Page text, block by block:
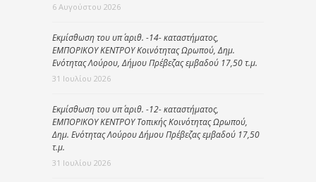
6 Αυγούστου 2026
Εκμίσθωση του υπ΄ αριθ. -14- καταστήματος,
ΕΜΠΟΡΙΚΟΥ ΚΕΝΤΡΟΥ Κοινότητας Ωρωπού, Δημ.
Ενότητας Λούρου, Δήμου Πρέβεζας εμβαδού 17,50 τ.μ.
31 Ιουλίου 2026
Εκμίσθωση του υπ΄ αριθ. -12- καταστήματος,
ΕΜΠΟΡΙΚΟΥ ΚΕΝΤΡΟΥ Τοπικής Κοινότητας Ωρωπού,
Δημ. Ενότητας Λούρου Δήμου Πρέβεζας εμβαδού 17,50
τ.μ.
31 Ιουλίου 2026